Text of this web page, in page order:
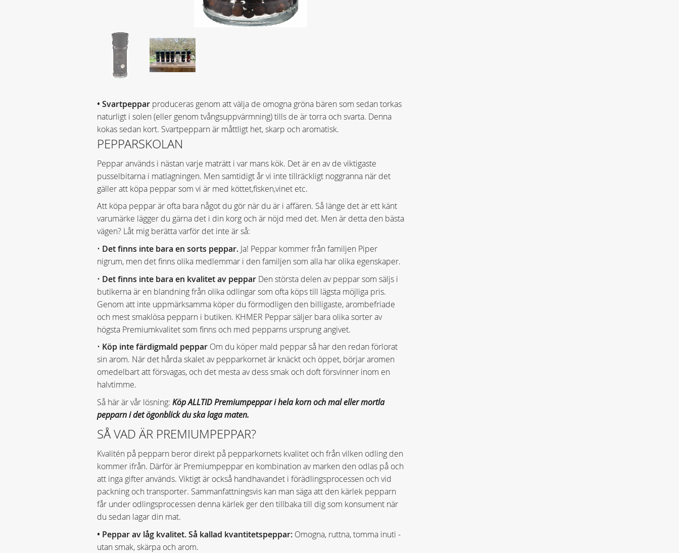
• Svartpeppar produceras genom att välja de omogna gröna bären som sedan torkas
naturligt i solen (eller genom tvångsuppvärmning) tills de är torra och svarta. Denna
kokas sedan kort. Svartpepparn är måttligt het, skarp och aromatisk.
PEPPARSKOLAN
Peppar används i nästan varje maträtt i var mans kök. Det är en av de viktigaste
pusselbitarna i matlagningen. Men samtidigt år vi inte tillräckligt noggranna när det
gäller att köpa peppar som vi är med köttet,fisken,vinet etc.
Att köpa peppar är ofta bara något du gör när du är i affären. Så länge det är ett känt
varumärke lägger du gärna det i din korg och är nöjd med det. Men är detta den bästa
vägen? Låt mig berätta varför det inte är så:
• Det finns inte bara en sorts peppar. Ja! Peppar kommer från familjen Piper
nigrum, men det finns olika medlemmar i den familjen som alla har olika egenskaper.
• Det finns inte bara en kvalitet av peppar Den största delen av peppar som säljs i
butikerna är en blandning från olika odlingar som ofta köps till lägsta möjliga pris.
Genom att inte uppmärksamma köper du förmodligen den billigaste, arombefriade
och mest smaklösa pepparn i butiken. KHMER Peppar säljer bara olika sorter av
högsta Premiumkvalitet som finns och med pepparns ursprung angivet.
• Köp inte färdigmald peppar Om du köper mald peppar så har den redan förlorat
sin arom. När det hårda skalet av pepparkornet är knäckt och öppet, börjar aromen
omedelbart att försvagas, och det mesta av dess smak och doft försvinner inom en
halvtimme.
Så här är vår lösning: Köp ALLTID Premiumpeppari hela korn och mal eller mortla
pepparn i det ögonblick du ska laga maten.
SÅ VAD ÄR PREMIUMPEPPAR?
Kvalitén på pepparn beror direkt på pepparkornets kvalitet och från vilken odling den
kommer ifrån. Därför är Premiumpeppar en kombination av marken den odlas på och
att inga gifter används. Viktigt är också handhavandet i förädlingsprocessen och vid
packning och transporter. Sammanfattningsvis kan man säga att den kärlek pepparn
får under odlingsprocessen denna kärlek ger den tillbaka till dig som konsument när
du sedan lagar din mat.
• Peppar av låg kvalitet. Så kallad kvantitetspeppar: Omogna, ruttna, tomma inuti -
utan smak, skärpa och arom.